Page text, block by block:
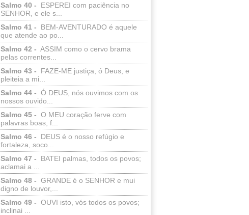
Salmo 40 -
ESPEREI com paciência no
SENHOR, e ele s...
Salmo 41 -
BEM-AVENTURADO é aquele
que atende ao po...
Salmo 42 - ASSIM como o cervo brama
pelas correntes...
Salmo 43 -
FAZE-ME justiça, ó Deus, e
pleiteia a mi...
Salmo 44 - Ó DEUS, nós ouvimos com os
nossos ouvido...
Salmo 45 - O MEU coração ferve com
palavras boas, f...
Salmo 46 -
DEUS é o nosso refúgio e
fortaleza, soco...
Salmo 47 -
BATEI palmas, todos os povos;
aclamai a ...
Salmo 48 - GRANDE é o SENHOR e mui
digno de louvor,...
Salmo 49 - OUVI isto, vós todos os povos;
inclinai ...